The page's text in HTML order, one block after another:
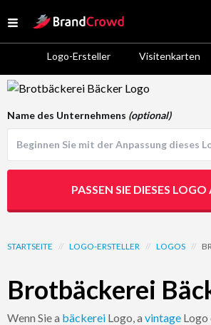
Open menu
Site Logo
Logo-Ersteller Visitenkarten
Logo Template Preview
STARTSEITE // LOGO-ERSTELLER // LOGOS //
Brotbäckerei
Wenn Sie a bäckerei Logo, a vintage Logo
Name des Unternehmens (optional)
PASSEN SIE DIESES LOGO